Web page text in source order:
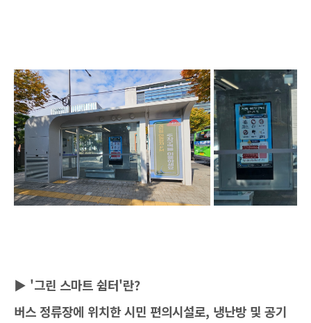
▶ '그린 스마트 쉼터'란?
버스 정류장에 위치한 시민 편의시설로, 냉난방 및 공기